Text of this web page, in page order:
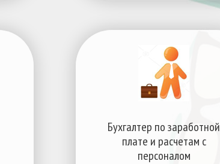
Бухгалтер по заработной
плате и расчетам с
персоналом